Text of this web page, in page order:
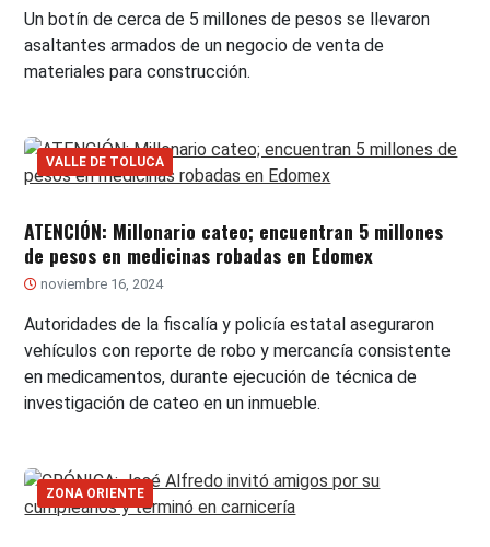
Un botín de cerca de 5 millones de pesos se llevaron
asaltantes armados de un negocio de venta de
materiales para construcción.
VALLE DE TOLUCA
ATENCIÓN: Millonario cateo; encuentran 5 millones
de pesos en medicinas robadas en Edomex
noviembre 16, 2024
Autoridades de la fiscalía y policía estatal aseguraron
vehículos con reporte de robo y mercancía consistente
en medicamentos, durante ejecución de técnica de
investigación de cateo en un inmueble.
ZONA ORIENTE